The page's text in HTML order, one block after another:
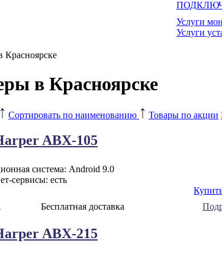
Услуги
Услуги
Красноярске
в Красноярске
Сортировать по наименованию Товары по акции
ABX-105
система: Android 9.0
сервисы: есть
Бесплатная доставка
ABX-215